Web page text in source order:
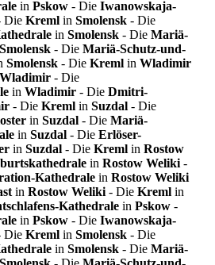
in Pskow - Die Iwanowskaja-
Die Kreml in Smolensk - Die
in Smolensk - Die Mariä-
Smolensk - Die Mariä-Schutz-und-
Smolensk - Die Kreml in Wladimir
Wladimir - Die
in Wladimir - Die Dmitri-
- Die Kreml in Suzdal - Die
in Suzdal - Die Mariä-
in Suzdal - Die Erlöser-
in Suzdal - Die Kreml in Rostow
in Rostow Weliki -
Kathedrale in Rostow Weliki
in Rostow Weliki - Die Kreml in
Kathedrale in Pskow -
in Pskow - Die Iwanowskaja-
Die Kreml in Smolensk - Die
in Smolensk - Die Mariä-